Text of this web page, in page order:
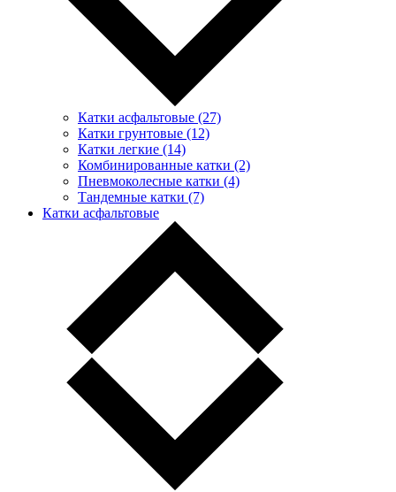
Катки асфальтовые (27)
Катки грунтовые (12)
Катки легкие (14)
Комбинированные катки (2)
Пневмоколесные катки (4)
Тандемные катки (7)
Катки асфальтовые